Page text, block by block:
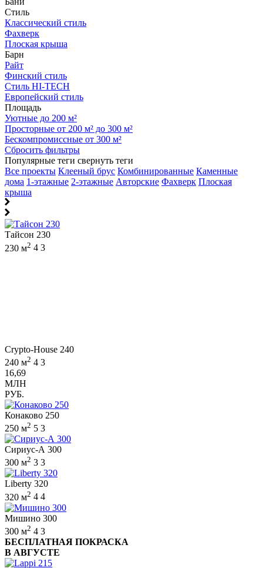
Стиль
Классический стиль
Фахверк
Плоская крыша
Барн
Райт
Финский стиль
Стиль HI-TECH
Европейский стиль
Площадь
Уютные до 200 м²
Просторные от 200 м² до 300 м²
Бескомпромиссные от 300 м²
Сбросить фильтры
Популярные теги свернуть теги
Все проекты Клееный брус Комбинированные Каменные
дома 1-этажные 2-этажные Авторские Фахверк Плоская
крыша
Тайсон 230
230 м2 4 3
Crypto-House 240
240 м2 4 3
16,69
МЛН
РУБ.
Конаково 250
250 м2 5 3
Сириус-А 300
300 м2 3 3
Liberty 320
320 м2 4 4
Мишино 300
300 м2 4 3
БЕСПЛАТНАЯ ПОКРАСКА
В АВГУСТЕ